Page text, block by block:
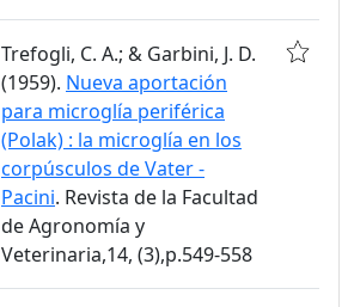
Trefogli, C. A.; & Garbini, J. D.
(1959). Nueva aportación
para microglía periférica
(Polak) : la microglía en los
corpúsculos de Vater -
Pacini. Revista de la Facultad
de Agronomía y
Veterinaria,14, (3),p.549-558